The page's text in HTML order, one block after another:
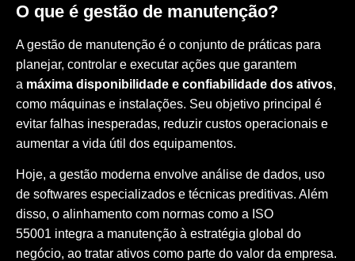
O que é gestão de manutenção?
A gestão de manutenção é o conjunto de práticas para
planejar, controlar e executar ações que garantem
a máxima disponibilidade e confiabilidade dos ativos,
como máquinas e instalações. Seu objetivo principal é
evitar falhas inesperadas, reduzir custos operacionais e
aumentar a vida útil dos equipamentos.
Hoje, a gestão moderna envolve análise de dados, uso
de softwares especializados e técnicas preditivas. Além
disso, o alinhamento com normas como a ISO
55001 integra a manutenção à estratégia global do
negócio, ao tratar ativos como parte do valor da empresa.